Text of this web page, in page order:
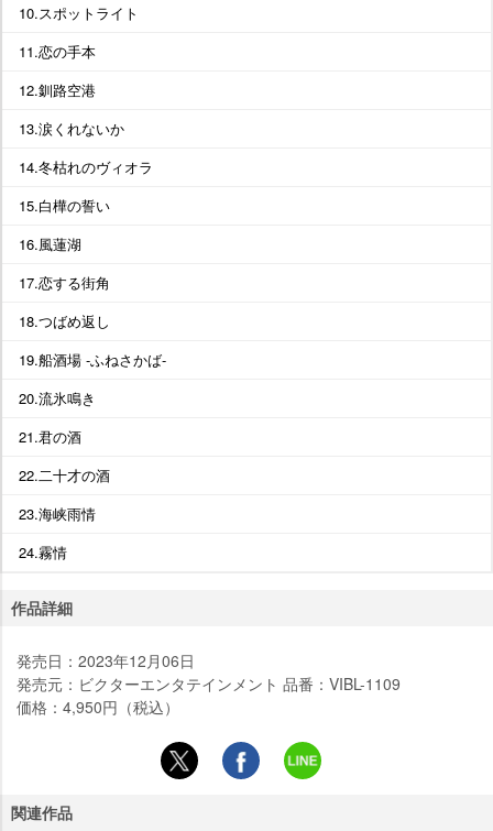
10.スポットライト
11.恋の手本
12.釧路空港
13.涙くれないか
14.冬枯れのヴィオラ
15.白樺の誓い
16.風蓮湖
17.恋する街角
18.つばめ返し
19.船酒場 -ふねさかば-
20.流氷鳴き
21.君の酒
22.二十才の酒
23.海峡雨情
24.霧情
作品詳細
発売日：2023年12月06日
発売元：ビクターエンタテインメント 品番：VIBL-1109
価格：4,950円（税込）
関連作品